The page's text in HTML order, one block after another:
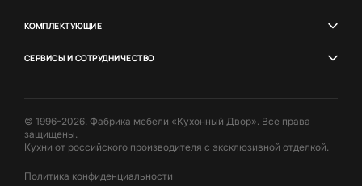
КОМПЛЕКТУЮЩИЕ
СЕРВИСЫ И СОТРУДНИЧЕСТВО
© 1996–2026. Фабрика мебели «Кухонный Двор». Все права
защищены.
Кухни от российского производителя с эксклюзивной отделкой.
Политика конфиденциальности